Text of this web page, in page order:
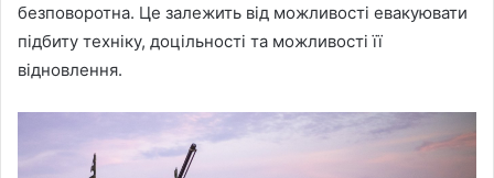
безповоротна. Це залежить від можливості евакуювати
підбиту техніку, доцільності та можливості її
відновлення.